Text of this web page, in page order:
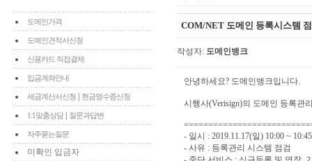
도메인가격
도메인견적서신청
신용카드 직접결제
입금계좌안내
세금계산서신청 현금영수증신청
1:1맞춤상담| 질문과답변
자주묻는질문
미확인 입금자
COM/NET 도메인 등록시스템
작성자: 도메인뱅크
안녕하세요? 도메인뱅크입니다.
시행사(Verisign)의 도메인 등록관
- 일시 : 2019.11.17(일) 10:00 ~
- 사유 : 등록관리 시스템 점검